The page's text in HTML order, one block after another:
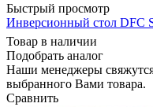
Быстрый просмотр
Инверсионный стол DFC
Товар в наличии
Подобрать аналог
Наши менеджеры
выбранного Вами товара.
Сравнить